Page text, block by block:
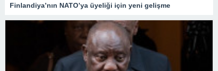
Finlandiya’nın NATO’ya üyeliği için yeni gelişme